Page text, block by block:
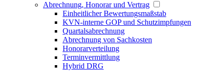
Abrechnung, Honorar und Vertrag
Einheitlicher Bewertungsmaßstab
KVN-interne GOP und Schutzimpfungen
Quartalsabrechnung
Abrechnung von Sachkosten
Honorarverteilung
Terminvermittlung
Hybrid DRG